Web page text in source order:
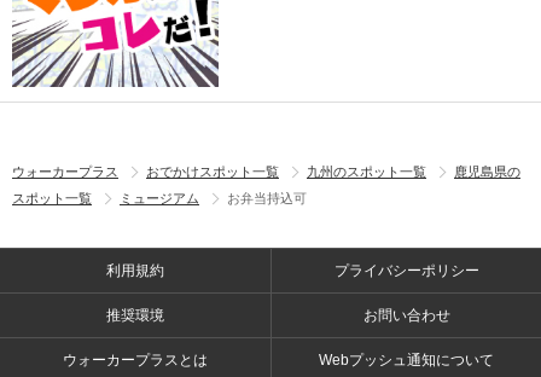
ウォーカープラス おでかけスポット一覧 九州のスポット一覧
鹿児島県の
スポット一覧
ミュージアム お弁当持込可
利用規約 プライバシーポリシー
推奨環境 お問い合わせ
ウォーカープラスとは Webプッシュ通知について